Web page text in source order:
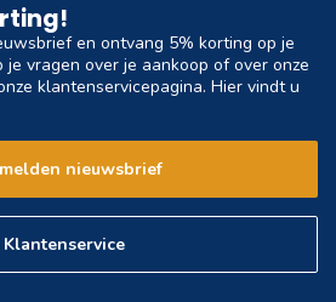
en ontvang 5% korting op je
vragen over je aankoop of over onze
klantenservicepagina. Hier vindt u
nieuwsbrief
Klantenservice